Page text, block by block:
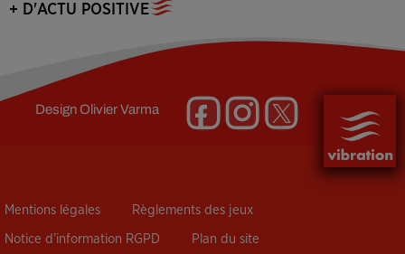
+ D'ACTU POSITIVE
DesignOlivier Varma
Mentions légales Règlements des jeux
Notice d’information RGPD Plan du site